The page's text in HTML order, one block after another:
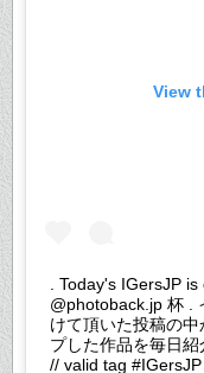
View
. Today's IGersJP
@photoback.jp 杯 .
けて頂いた投稿の
プした作品を毎日
// valid tag